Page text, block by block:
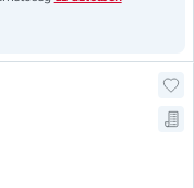
a kedvencekhez,
listára, Nora